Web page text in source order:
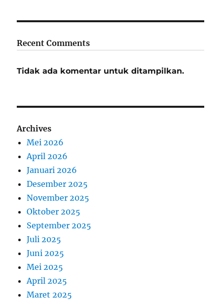
Recent Comments
Tidak ada komentar untuk ditampilkan.
Archives
Mei 2026
April 2026
Januari 2026
Desember 2025
November 2025
Oktober 2025
September 2025
Juli 2025
Juni 2025
Mei 2025
April 2025
Maret 2025